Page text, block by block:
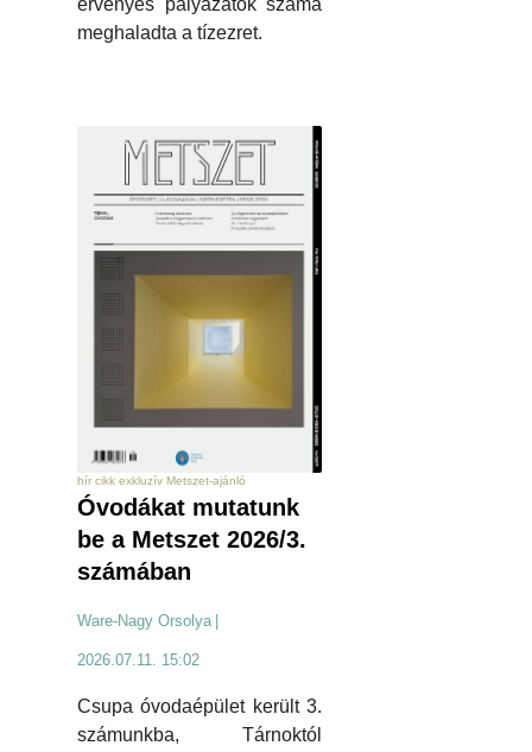
meghaladta a tízezret.
hír cikk exkluzív Metszet-ajánló
Óvodákat mutatunk
be a Metszet 2026/3.
számában
Ware-Nagy Orsolya
2026.07.11. 15:02
Csupa óvodaépület került 3.
számunkba, Tárnoktól